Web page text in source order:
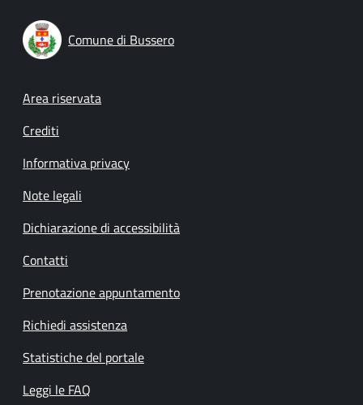
Comune di Bussero
Footer menu
Area riservata
Crediti
Informativa privacy
Note legali
Dichiarazione di accessibilità
Contatti
Prenotazione appuntamento
Richiedi assistenza
Statistiche del portale
Leggi le FAQ